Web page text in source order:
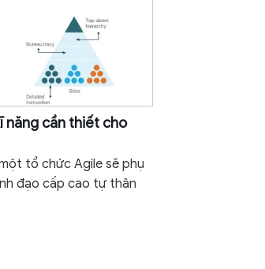
năng cần thiết cho
tổ chức Agile sẽ phụ
đạo cấp cao tự thân